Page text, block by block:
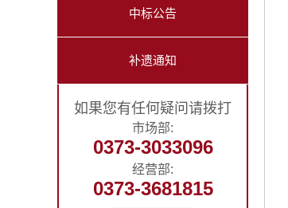
中标公告
补遗通知
如果您有任何疑问请拨打
市场部:
0373-3033096
经营部:
0373-3681815